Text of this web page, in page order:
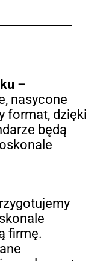
–
nasycone
format, dzięki
będą
firmę.